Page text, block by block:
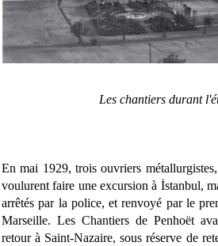
Les chantiers durant
En mai 1929, trois ouvriers
voulurent faire une excursion à İstanbul,
arrêtés par la police, et renvoyé par le
Marseille. Les Chantiers de Penhoët
retour à Saint-Nazaire, sous réserve de